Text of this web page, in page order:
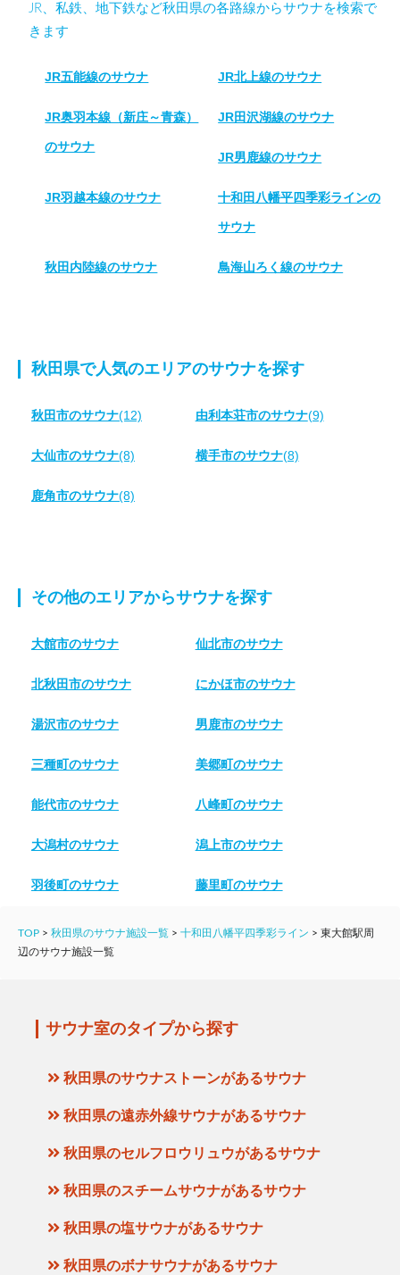
JR、私鉄、地下鉄など秋田県の各路線からサウナを検索で
きます
JR五能線のサウナ JR北上線のサウナ
JR奥羽本線（新庄～青森）
のサウナ
JR田沢湖線のサウナ
JR男鹿線のサウナ
JR羽越本線のサウナ 十和田八幡平四季彩ラインの
サウナ
秋田内陸線のサウナ 鳥海山ろく線のサウナ
秋田県で人気のエリアのサウナを探す
秋田市のサウナ(12) 由利本荘市のサウナ(9)
大仙市のサウナ(8) 横手市のサウナ(8)
鹿角市のサウナ(8)
その他のエリアからサウナを探す
大館市のサウナ 仙北市のサウナ
北秋田市のサウナ にかほ市のサウナ
湯沢市のサウナ 男鹿市のサウナ
三種町のサウナ 美郷町のサウナ
能代市のサウナ 八峰町のサウナ
大潟村のサウナ 潟上市のサウナ
羽後町のサウナ 藤里町のサウナ
TOP > 秋田県のサウナ施設一覧 > 十和田八幡平四季彩ライン > 東大館駅周
辺のサウナ施設一覧
サウナ室のタイプから探す
秋田県のサウナストーンがあるサウナ
秋田県の遠赤外線サウナがあるサウナ
秋田県のセルフロウリュウがあるサウナ
秋田県のスチームサウナがあるサウナ
秋田県の塩サウナがあるサウナ
秋田県のボナサウナがあるサウナ